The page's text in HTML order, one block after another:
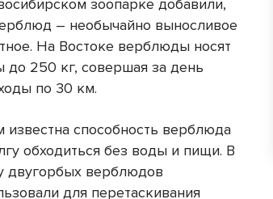
зоопарке добавили,
– необычайно выносливое
На Востоке верблюды носят
до 250 кг, совершая за день
по 30 км.
известна способность верблюда
обходиться без воды и пищи. В
двугорбых верблюдов
для перетаскивания